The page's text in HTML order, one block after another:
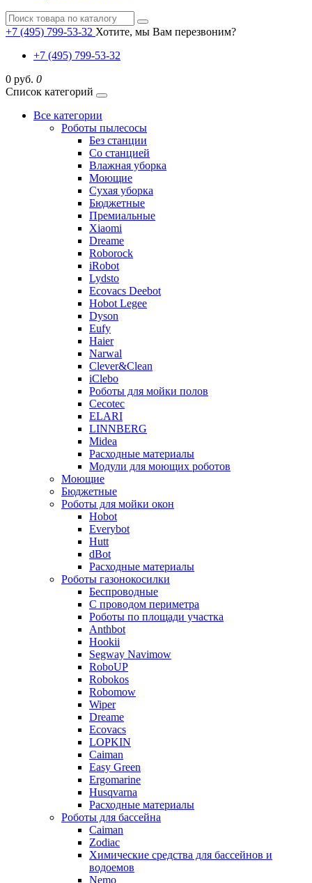
+7 (495) 799-53-32 Хотите, мы Вам перезвоним?
+7 (495) 799-53-32
0 руб. 0
Список категорий
Все категории
Роботы пылесосы
Без станции
Со станцией
Влажная уборка
Моющие
Сухая уборка
Бюджетные
Премиальные
Xiaomi
Dreame
Roborock
iRobot
Lydsto
Ecovacs Deebot
Hobot Legee
Dyson
Eufy
Haier
Narwal
Clever&Clean
iClebo
Роботы для мойки полов
Cecotec
ELARI
LINNBERG
Midea
Расходные материалы
Модули для моющих роботов
Моющие
Бюджетные
Роботы для мойки окон
Hobot
Everybot
Hutt
dBot
Расходные материалы
Роботы газонокосилки
Беспроводные
С проводом периметра
Роботы по площади участка
Anthbot
Hookii
Segway Navimow
RoboUP
Robokos
Robomow
Wiper
Dreame
Ecovacs
LOPKIN
Caiman
Easy Green
Ergomarine
Husqvarna
Расходные материалы
Роботы для бассейна
Caiman
Zodiac
Химические средства для бассейнов и
водоемов
Nemo